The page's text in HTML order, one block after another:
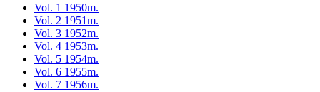
Vol. 1 1950m.
Vol. 2 1951m.
Vol. 3 1952m.
Vol. 4 1953m.
Vol. 5 1954m.
Vol. 6 1955m.
Vol. 7 1956m.